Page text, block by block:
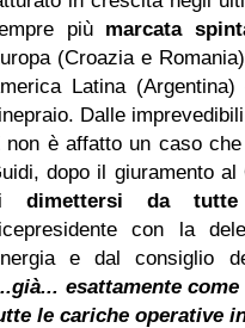
più marcata
(Croazia e
Latina
Dalle
non è affatto un caso
dopo il giuramento
dimettersi da
con la
e dal consiglio
esattamente
le cariche operative